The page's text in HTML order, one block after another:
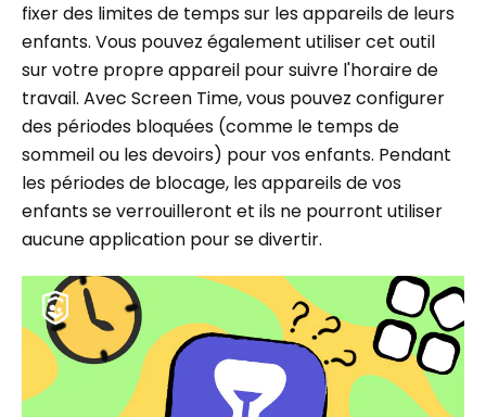
fixer des limites de temps sur les appareils de leurs
enfants. Vous pouvez également utiliser cet outil
sur votre propre appareil pour suivre l'horaire de
travail. Avec Screen Time, vous pouvez configurer
des périodes bloquées (comme le temps de
sommeil ou les devoirs) pour vos enfants. Pendant
les périodes de blocage, les appareils de vos
enfants se verrouilleront et ils ne pourront utiliser
aucune application pour se divertir.